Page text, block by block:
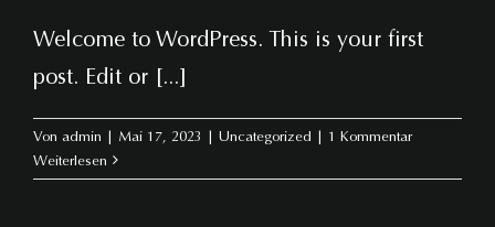
Welcome to WordPress. This is your first
post. Edit or [...]
Von admin | Mai 17, 2023 | Uncategorized | 1 Kommentar
Weiterlesen